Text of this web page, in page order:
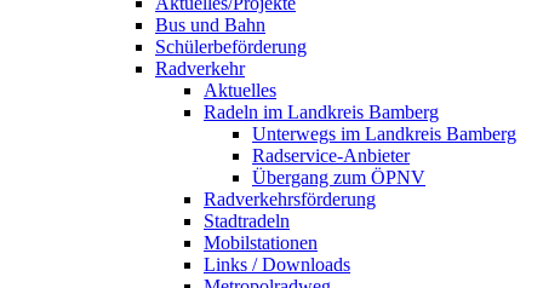
Bus und Bahn
Schülerbeförderung
Radverkehr
Aktuelles
Radeln im Landkreis Bamberg
Unterwegs im Landkreis Bamberg
Radservice-Anbieter
Übergang zum ÖPNV
Radverkehrsförderung
Stadtradeln
Mobilstationen
Links / Downloads